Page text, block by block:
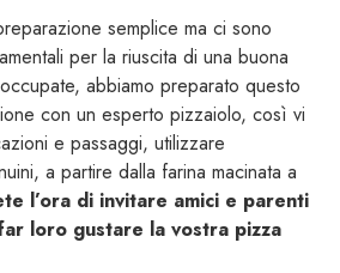
semplice ma ci sono
per la riuscita di una buona
abbiamo preparato questo
con un esperto pizzaiolo, così vi
e passaggi, utilizzare
a partire dalla farina macinata a
l’ora di invitare amici e parenti
loro gustare la vostra pizza